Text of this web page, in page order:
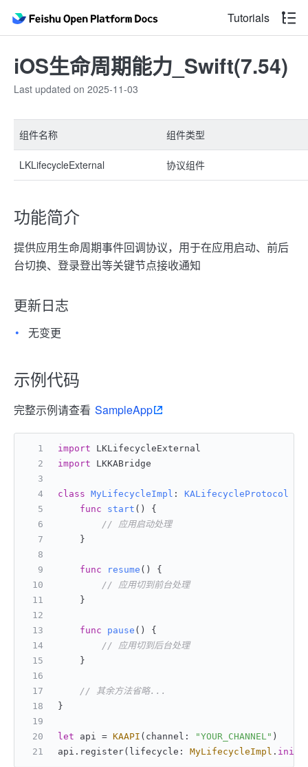
Tutorials
iOS生命周期能力_Swift(7.54)
Last updated on 2025-11-03
组件名称 组件类型
LKLifecycleExternal 协议组件
功能简介
提供应用生命周期事件回调协议，用于在应用启动、前后
台切换、登录登出等关键节点接收通知
更新日志
无变更
示例代码
完整示例请查看 SampleApp
import LKLifecycleExternal
import LKKABridge
class MyLifecycleImpl : KALifecycleProtocol
func
start () {
// 应用启动处理
    }
func resume () {
// 应用切到前台处理
    }
func pause () {
// 应用切到后台处理
    }
// 其余方法省略...
}
let api = KAAPI (channel: "YOUR_CHANNEL" )
api.register(lifecycle: MyLifecycleImpl . init